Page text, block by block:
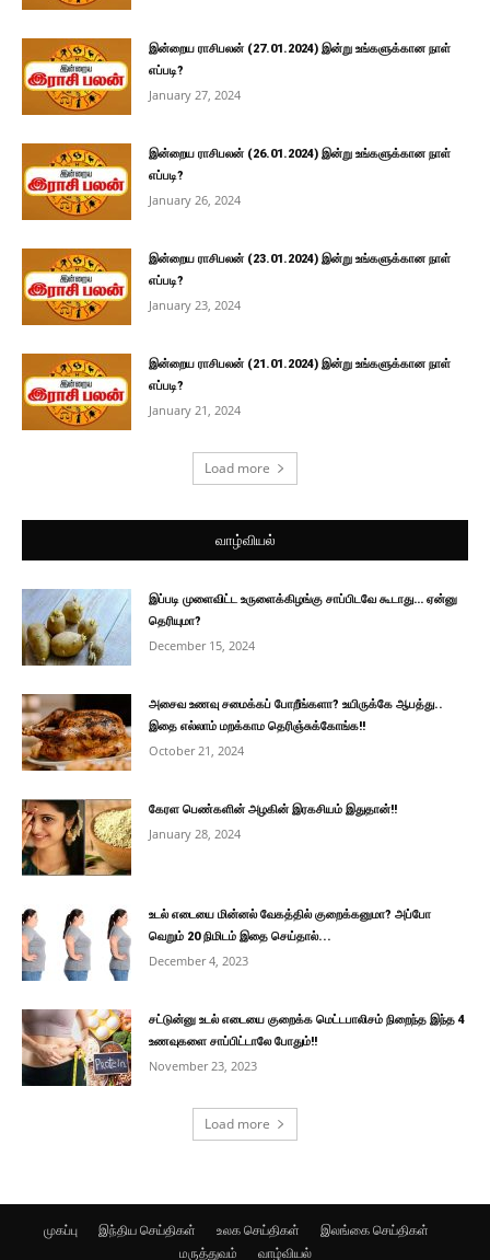
இன்றைய ராசிபலன் (27.01.2024) இன்று உங்களுக்கான நாள்
எப்படி?
January 27, 2024
இன்றைய ராசிபலன் (26.01.2024) இன்று உங்களுக்கான நாள்
எப்படி?
January 26, 2024
இன்றைய ராசிபலன் (23.01.2024) இன்று உங்களுக்கான நாள்
எப்படி?
January 23, 2024
இன்றைய ராசிபலன் (21.01.2024) இன்று உங்களுக்கான நாள்
எப்படி?
January 21, 2024
Load more
வாழ்வியல்
இப்படி முளைவிட்ட உருளைக்கிழங்கு சாப்பிடவே கூடாது… ஏன்னு
தெரியுமா?
December 15, 2024
அசைவ உணவு சமைக்கப் போறீங்களா? உயிருக்கே ஆபத்து..
இதை எல்லாம் மறக்காம தெரிஞ்சுக்கோங்க!!
October 21, 2024
கேரள பெண்களின் அழகின் இரகசியம் இதுதான்!!
January 28, 2024
உடல் எடையை மின்னல் வேகத்தில் குறைக்கனுமா? அப்போ
வெறும் 20 நிமிடம் இதை செய்தால்...
December 4, 2023
சட்டுன்னு உடல் எடையை குறைக்க மெட்டபாலிசம் நிறைந்த இந்த 4
உணவுகளை சாப்பிட்டாலே போதும்!!
November 23, 2023
Load more
முகப்பு இந்திய செய்திகள் உலக செய்திகள்
இலங்கை செய்திகள்
மருத்துவம்
வாழ்வியல்